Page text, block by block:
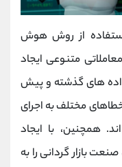
از روش هوش
متنوعی ایجاد
های گذشته و پیش
مختلف به اجرای
همچنین، با ایجاد
بازار گردانی را به